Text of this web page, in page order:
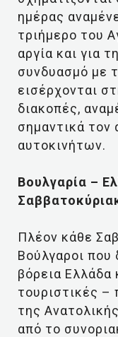
ημέρας
τριήμερο του
αργία και για
συνδυασμό με
εισέρχονται
διακοπές,
σημαντικά τον
αυτοκινήτων.
Βουλγαρία –
Πλέον κάθε
Βούλγαροι που
βόρεια Ελλάδα
τουριστικές –
της
από το